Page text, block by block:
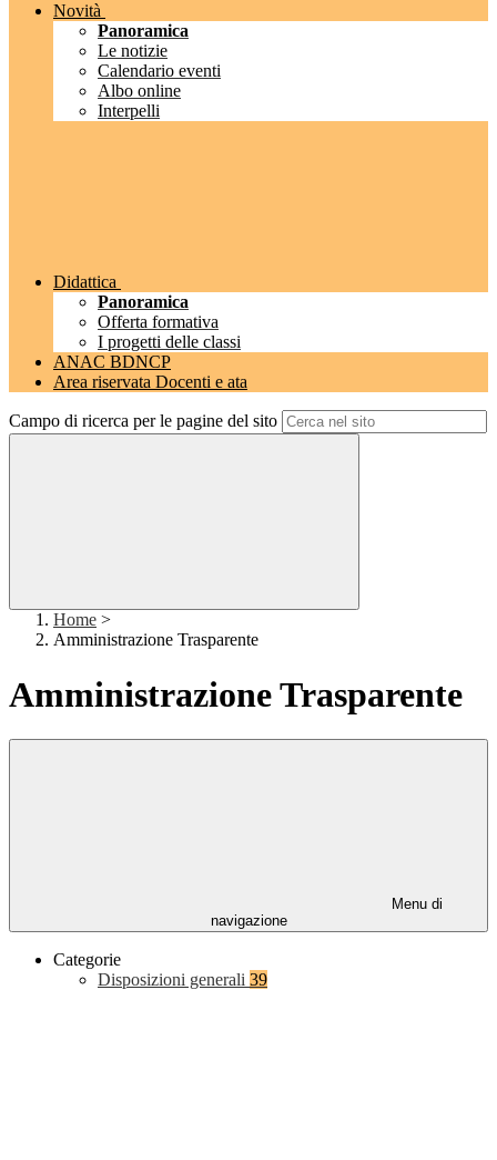
Novità
Panoramica
Le notizie
Calendario eventi
Albo online
Interpelli
Didattica
Panoramica
Offerta formativa
I progetti delle classi
ANAC BDNCP
Area riservata Docenti e ata
Campo di ricerca per le pagine del sito
Home >
Amministrazione Trasparente
Amministrazione Trasparente
Menu di
navigazione
Categorie
Disposizioni generali 39